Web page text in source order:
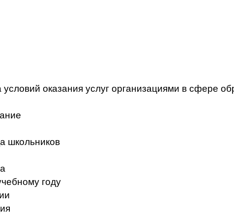
оказания услуг организациями в сфере
школьников
году